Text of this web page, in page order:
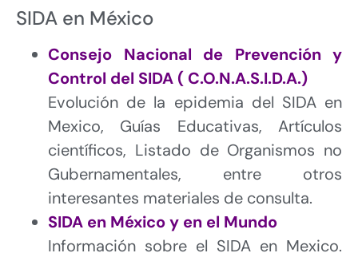
SIDA en México
Consejo Nacional de Prevención y
Control del SIDA ( C.O.N.A.S.I.D.A.)
Evolución de la epidemia del SIDA en
Mexico, Guías Educativas, Artículos
científicos, Listado de Organismos no
Gubernamentales, entre otros
interesantes materiales de consulta.
SIDA en México y en el Mundo
Información sobre el SIDA en Mexico.